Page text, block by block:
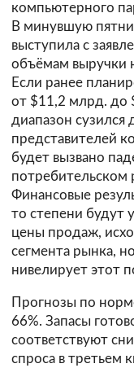
компьютерного
В минувшую
выступила с
объёмам выручки
Если ранее
от $11,2 млрд. до
диапазон
представителей
будет вызвано
потребительском
Финансовые
то степени будут
цены продаж,
сегмента рынка,
нивелирует этот
Прогнозы по
66%. Запасы
соответствуют
спроса в третьем